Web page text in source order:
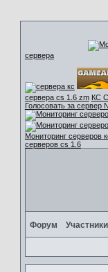
сервера
сервера cs 1.6 zm КС
Голосовать за сервер
Мониторинг серверов
серверов cs 1.6
Форум Участники